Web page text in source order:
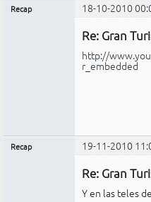
Recap 18-10-2010
Re: Gran
http://
r_embedded
Recap 19-11-2010
Re: Gran
Y en las teles